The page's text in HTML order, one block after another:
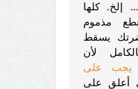
إلخ. كلها
مذموم
يسقط
لأن
يجب على
أعلق على